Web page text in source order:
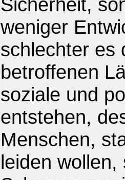
Sicherheit,
weniger
schlechter es
betroffenen
soziale und
entstehen,
Menschen,
leiden